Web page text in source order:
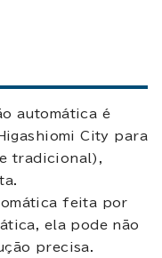
automática é
City para
tradicional),
feita por
ela pode não
precisa.